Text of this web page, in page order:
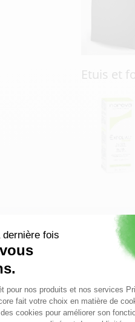
Etuis et
? Vous
01 49 07 89 89
> Consulter notre rubrique aide